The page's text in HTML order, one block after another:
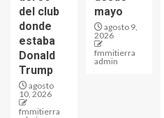
del club
donde
estaba
Donald
Trump
agosto
10, 2026
fmmitierra
mayo
agosto 9,
2026
fmmitierra
admin